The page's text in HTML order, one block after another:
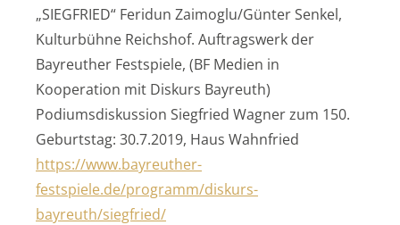
„SIEGFRIED“ Feridun Zaimoglu/Günter Senkel,
Kulturbühne Reichshof. Auftragswerk der
Bayreuther Festspiele, (BF Medien in
Kooperation mit Diskurs Bayreuth)
Podiumsdiskussion Siegfried Wagner zum 150.
Geburtstag: 30.7.2019, Haus Wahnfried
https://www.bayreuther-
festspiele.de/programm/diskurs-
bayreuth/siegfried/